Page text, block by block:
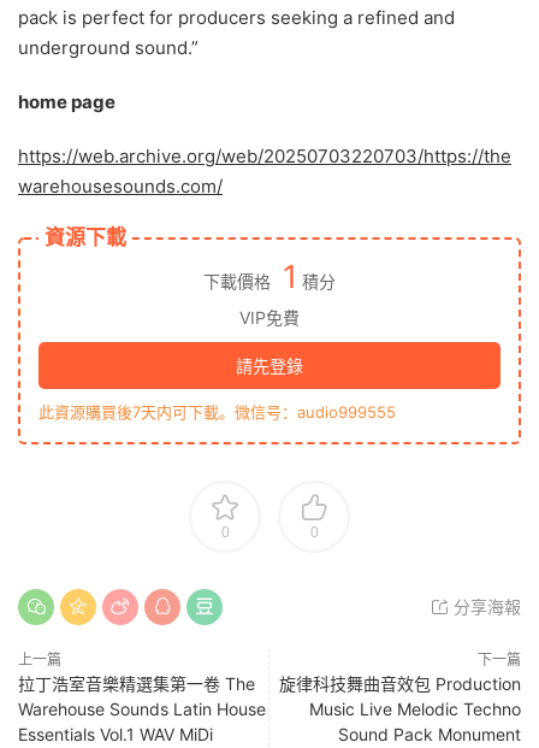
pack is perfect for producers seeking a refined and
underground sound.”
home page
https://web.archive.org/web/20250703220703/https://the
warehousesounds.com/
資源下載
下載價格 1 積分
VIP免費
請先登錄
此資源購買後7天内可下載。微信号：audio999555
0 0
分享海報
上一篇
拉丁浩室音樂精選集第一卷 The
Warehouse Sounds Latin House
Essentials Vol.1 WAV MiDi
下一篇
旋律科技舞曲音效包 Production
Music Live Melodic Techno
Sound Pack Monument